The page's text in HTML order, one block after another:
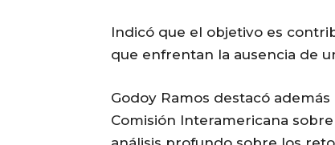
Indicó que el objetivo es
que enfrentan la ausencia de
Godoy Ramos destacó
Comisión Interamericana